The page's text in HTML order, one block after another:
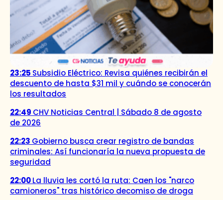
23:25 Subsidio Eléctrico: Revisa quiénes recibirán el
descuento de hasta $31 mil y cuándo se conocerán
los resultados
22:49 CHV Noticias Central | Sábado 8 de agosto
de 2026
22:23 Gobierno busca crear registro de bandas
criminales: Así funcionaría la nueva propuesta de
seguridad
22:00La lluvia les cortó la ruta: Caen los "narco
camioneros" tras histórico decomiso de droga